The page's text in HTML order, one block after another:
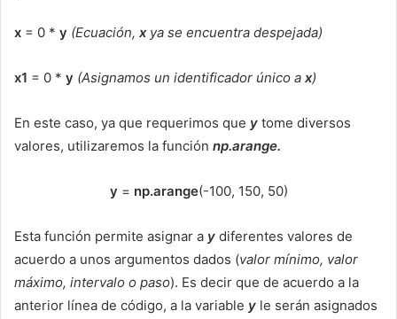
x = 0 * y (Ecuación, xya se encuentra despejada)
x1 = 0 * y (Asignamos un identificador único a x)
En este caso, ya que requerimos que y tome diversos
valores, utilizaremos la función np.arange.
y = np.arange(-100, 150, 50)
Esta función permite asignar a y diferentes valores de
acuerdo a unos argumentos dados (valor mínimo, valor
máximo, intervalo o paso). Es decir que de acuerdo a la
anterior línea de código, a la variable y le serán asignados